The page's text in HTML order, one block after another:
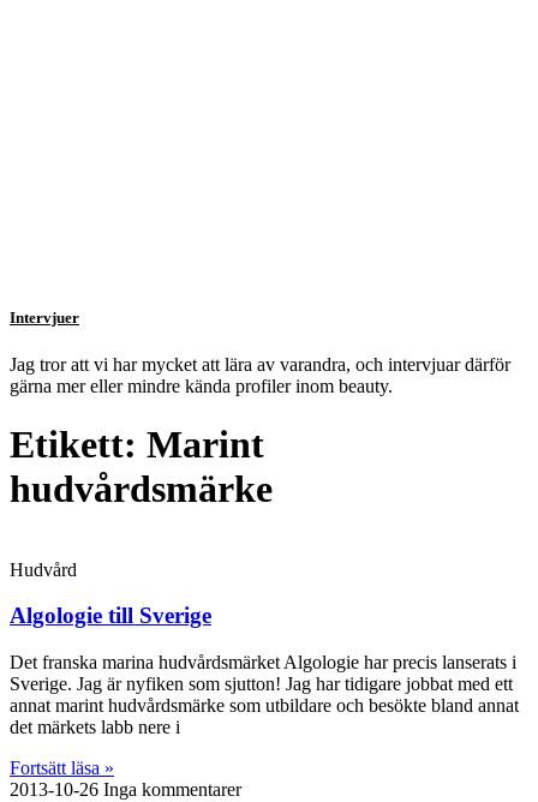
Intervjuer
Jag tror att vi har mycket att lära av varandra, och intervjuar därför
gärna mer eller mindre kända profiler inom beauty.
Etikett: Marint
hudvårdsmärke
Hudvård
Algologie till Sverige
Det franska marina hudvårdsmärket Algologie har precis lanserats i
Sverige. Jag är nyfiken som sjutton! Jag har tidigare jobbat med ett
annat marint hudvårdsmärke som utbildare och besökte bland annat
det märkets labb nere i
Fortsätt läsa »
2013-10-26 Inga kommentarer